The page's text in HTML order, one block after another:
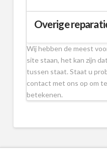
Overige
Wij hebben de meest
site staan, het kan zijn
tussen staat. Staat u
contact met ons op om
betekenen.